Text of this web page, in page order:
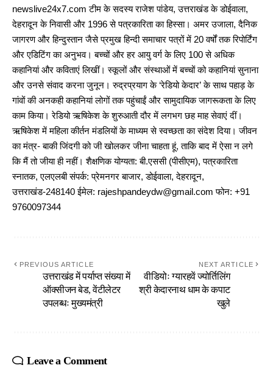
newslive24x7.com टीम के सदस्य राजेश पांडेय, उत्तराखंड के डोईवाला,
देहरादून के निवासी और 1996 से पत्रकारिता का हिस्सा। अमर उजाला, दैनिक
जागरण और हिन्दुस्तान जैसे प्रमुख हिन्दी समाचार पत्रों में 20 वर्षों तक रिपोर्टिंग
और एडिटिंग का अनुभव। बच्चों और हर आयु वर्ग के लिए 100 से अधिक
कहानियां और कविताएं लिखीं। स्कूलों और संस्थाओं में बच्चों को कहानियां सुनाना
और उनसे संवाद करना जुनून। रुद्रप्रयाग के ‘रेडियो केदार’ के साथ पहाड़ के
गांवों की अनकही कहानियां लोगों तक पहुंचाईं और सामुदायिक जागरूकता के लिए
काम किया। रेडियो ऋषिकेश के शुरुआती दौर में लगभग छह माह सेवाएं दीं।
ऋषिकेश में महिला कीर्तन मंडलियों के माध्यम से स्वच्छता का संदेश दिया। जीवन
का मंत्र- बाकी जिंदगी को जी खोलकर जीना चाहता हूं, ताकि बाद में ऐसा न लगे
कि मैं तो जीया ही नहीं। शैक्षणिक योग्यता: बी.एससी (पीसीएम), पत्रकारिता
स्नातक, एलएलबी संपर्क: प्रेमनगर बाजार, डोईवाला, देहरादून,
उत्तराखंड-248140 ईमेल: rajeshpandeydw@gmail.com फोन: +91
9760097344
PREVIOUS ARTICLE
उत्तराखंड में पर्याप्त संख्या में
ऑक्सीजन बेड, वेंटीलेटर
उपलब्धः मुख्यमंत्री
NEXT ARTICLE
वीडियोः ग्यारहवें ज्योर्तिलिंग
श्री केदारनाथ धाम के कपाट
खुले
Leave a Comment